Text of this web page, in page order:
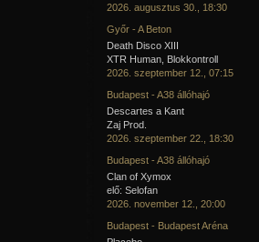
2026. augusztus 30., 18:30
Győr - A Beton
Death Disco XIII
XTR Human, Blokkontroll
2026. szeptember 12., 07:15
Budapest - A38 állóhajó
Descartes a Kant
Zaj Prod.
2026. szeptember 22., 18:30
Budapest - A38 állóhajó
Clan of Xymox
elő: Selofan
2026. november 12., 20:00
Budapest - Budapest Aréna